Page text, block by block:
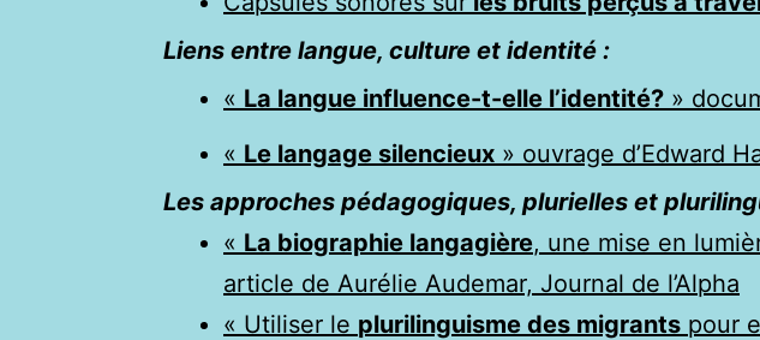
Liens entre langue, culture et identité :
« La langue influence-t-elle l’identité? »
« Le langage silencieux » ouvrage d’Edward
Les approches pédagogiques, plurielles et
« La biographie langagière, une mise en
article de Aurélie Audemar, Journal de l’Alpha
« Utiliser le plurilinguisme des migrants pour